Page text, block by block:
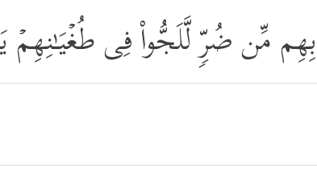
مِّن ضُرࣲّ لَّلَجُّواْ فِی